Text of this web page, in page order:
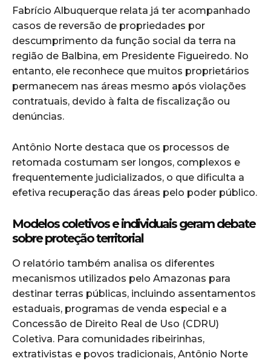
Fabrício Albuquerque relata já ter acompanhado
casos de reversão de propriedades por
descumprimento da função social da terra na
região de Balbina, em Presidente Figueiredo. No
entanto, ele reconhece que muitos proprietários
permanecem nas áreas mesmo após violações
contratuais, devido à falta de fiscalização ou
denúncias.
Antônio Norte destaca que os processos de
retomada costumam ser longos, complexos e
frequentemente judicializados, o que dificulta a
efetiva recuperação das áreas pelo poder público.
Modelos coletivos e individuais geram debate
sobre proteção territorial
O relatório também analisa os diferentes
mecanismos utilizados pelo Amazonas para
destinar terras públicas, incluindo assentamentos
estaduais, programas de venda especial e a
Concessão de Direito Real de Uso (CDRU)
Coletiva. Para comunidades ribeirinhas,
extrativistas e povos tradicionais, Antônio Norte